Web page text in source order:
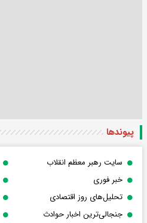
پیوندها
سایت رهبر معظم انقلاب
خبر فوری
تحلیل‌های روز اقتصادی
جنجالی‌ترین اخبار حوادث